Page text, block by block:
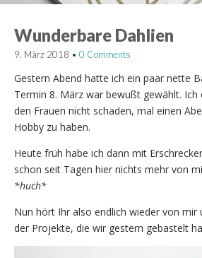
Wunderbare Dahlien
9. März 2018 • 0 Comments
Gestern Abend hatte ich ein paar nette
Termin 8. März war bewußt gewählt. Ich
den Frauen nicht schaden, mal einen
Hobby zu haben.
Heute früh habe ich dann mit
schon seit Tagen hier nichts mehr von
*huch*
Nun hört Ihr also endlich wieder von mir
der Projekte, die wir gestern gebastelt